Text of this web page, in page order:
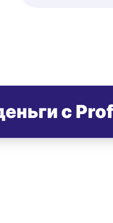
с